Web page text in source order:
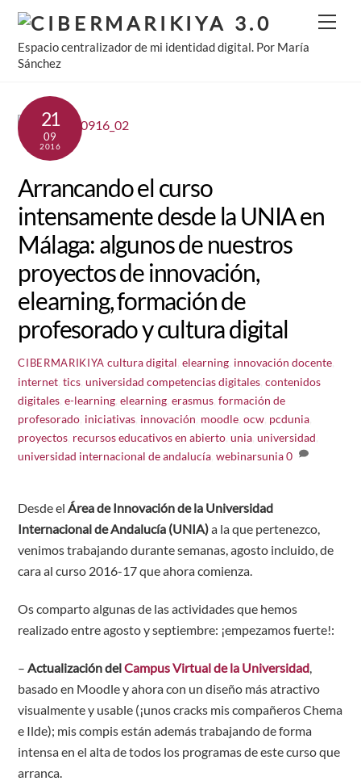
Skip
content
Espacio centralizador de mi identidad digital. Por María
Sánchez
21
09
2016
Arrancando el curso
intensamente desde la UNIA en
Málaga: algunos de nuestros
proyectos de innovación,
elearning, formación de
profesorado y cultura digital
CIBERMARIKIYA cultura digital elearning, innovación docente,
internet ,tics ,universidad competencias digitales ,contenidos
digitales ,e-learning ,elearning ,erasmus ,formación de
profesorado iniciativas innovación moodle ,ocw pcdunia
proyectos recursos educativos en abierto ,unia ,universidad
universidad internacional de andalucía ,webinarsunia 0
Desde elÁrea de Innovación de la Universidad
Internacional de Andalucía (UNIA)a la que pertenezco,
venimos trabajando durante semanas, agosto incluido, de
cara al curso 2016-17 que ahora comienza.
Os comparto algunas de las actividades que hemos
realizado entre agosto y septiembre: ¡empezamos fuerte!:
– Actualización delCampus Virtual de la Universidad
basado en Moodle y ahora con un diseño más atractivo
visualmente y usable (¡unos cracks mis compañeros Chema
e Ilde); mis compis están además trabajando de forma
intensa en el alta de todos los programas de este curso que
arranca.